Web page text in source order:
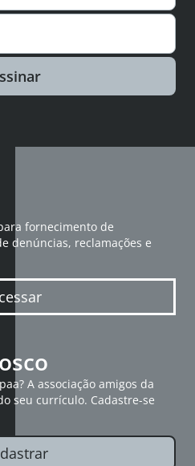
fornecimento de
denúncias, reclamações e
A associação amigos da
seu currículo. Cadastre-se